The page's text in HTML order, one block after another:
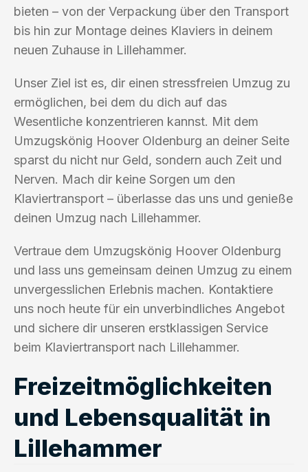
bieten – von der Verpackung über den Transport
bis hin zur Montage deines Klaviers in deinem
neuen Zuhause in Lillehammer.
Unser Ziel ist es, dir einen stressfreien Umzug zu
ermöglichen, bei dem du dich auf das
Wesentliche konzentrieren kannst. Mit dem
Umzugskönig Hoover Oldenburg an deiner Seite
sparst du nicht nur Geld, sondern auch Zeit und
Nerven. Mach dir keine Sorgen um den
Klaviertransport – überlasse das uns und genieße
deinen Umzug nach Lillehammer.
Vertraue dem Umzugskönig Hoover Oldenburg
und lass uns gemeinsam deinen Umzug zu einem
unvergesslichen Erlebnis machen. Kontaktiere
uns noch heute für ein unverbindliches Angebot
und sichere dir unseren erstklassigen Service
beim Klaviertransport nach Lillehammer.
Freizeitmöglichkeiten
und Lebensqualität in
Lillehammer